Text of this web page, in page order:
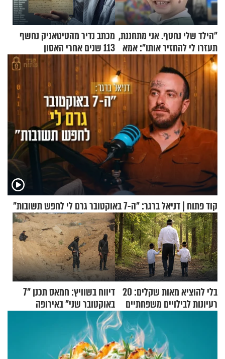
"הילד שלי נחטף. אני מתחננת,
תעזרו לי להחזיר אותו": אמא
של יובל בן ה-4 בריאיון דומע
מכתב נדיר מהטיטאניק נחשף
113 שנים אחרי האסון
קוד פתוח | דניאל ברגר: "ה-7 באוקטובר גרם לי לחפש תשובות"
בלי להוציא מאות שקלים: 20
רעיונות לבילויים משפחתיים
דיווח בשוויץ: חמאס תכנן "7
באוקטובר שני" באירופה